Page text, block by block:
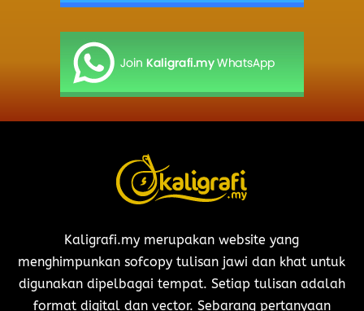
Kaligrafi.my merupakan website yang
menghimpunkan sofcopy tulisan jawi dan khat untuk
digunakan dipelbagai tempat. Setiap tulisan adalah
format digital dan vector. Sebarang pertanyaan